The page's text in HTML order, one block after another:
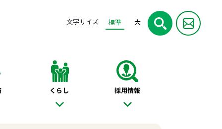
くらし 採用情報
文字サイズ 標準 大